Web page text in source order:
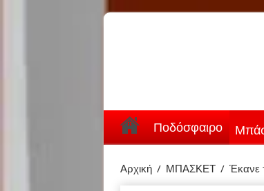
Ποδόσφαιρο
Αρχική / ΜΠΑΣΚΕΤ / Έκανε